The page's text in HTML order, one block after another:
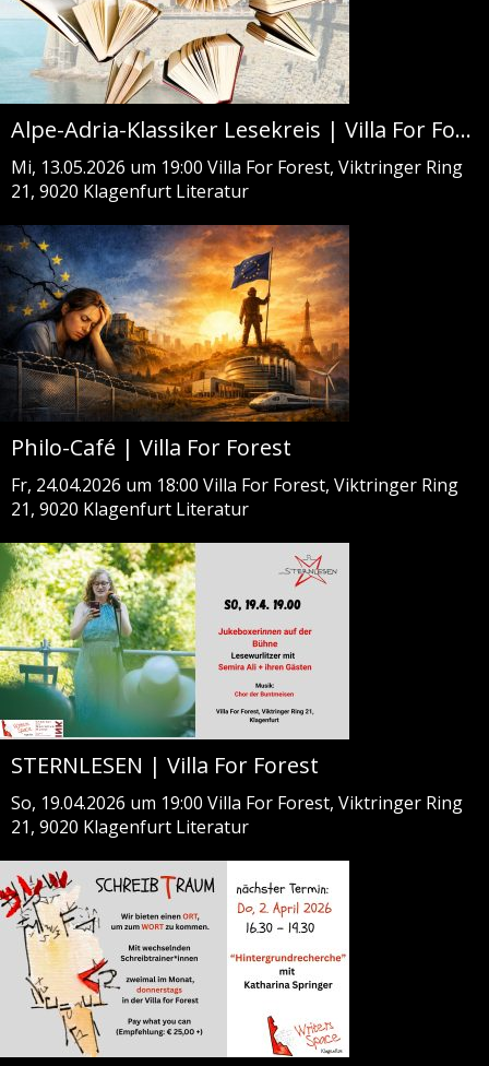
Alpe-Adria-Klassiker Lesekreis | Villa For Forest
Mi, 13.05.2026 um 19:00 Villa For Forest, Viktringer Ring
21, 9020 Klagenfurt Literatur
Philo-Café | Villa For Forest
Fr, 24.04.2026 um 18:00 Villa For Forest, Viktringer Ring
21, 9020 Klagenfurt Literatur
STERNLESEN | Villa For Forest
So, 19.04.2026 um 19:00 Villa For Forest, Viktringer Ring
21, 9020 Klagenfurt Literatur